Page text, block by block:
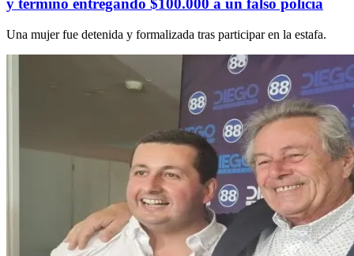
y terminó entregando $100.000 a un falso policía
Una mujer fue detenida y formalizada tras participar en la estafa.